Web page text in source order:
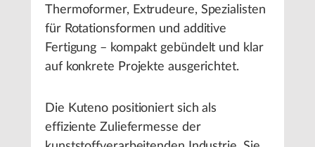
Thermoformer, Extrudeure, Spezialisten
für Rotationsformen und additive
Fertigung – kompakt gebündelt und klar
auf konkrete Projekte ausgerichtet.
Die Kuteno positioniert sich als
effiziente Zuliefermesse der